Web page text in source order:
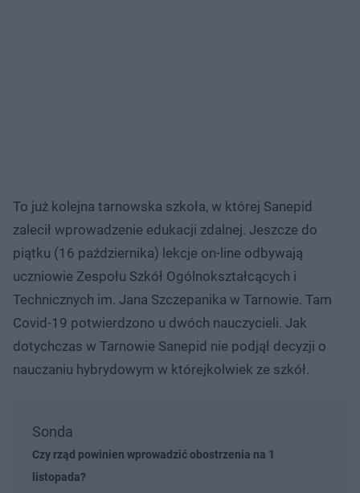
To już kolejna tarnowska szkoła, w której Sanepid
zalecił wprowadzenie edukacji zdalnej. Jeszcze do
piątku (16 października) lekcje on-line odbywają
uczniowie Zespołu Szkół Ogólnokształcących i
Technicznych im. Jana Szczepanika w Tarnowie. Tam
Covid-19 potwierdzono u dwóch nauczycieli. Jak
dotychczas w Tarnowie Sanepid nie podjął decyzji o
nauczaniu hybrydowym w którejkolwiek ze szkół.
Sonda
Czy rząd powinien wprowadzić obostrzenia na 1
listopada?